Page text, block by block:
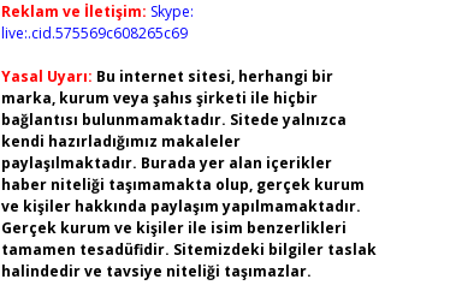
Reklam ve İletişim: Skype:
live:.cid.575569c608265c69
Yasal Uyarı: Bu internet sitesi, herhangi bir
marka, kurum veya şahıs şirketi ile hiçbir
bağlantısı bulunmamaktadır. Sitede yalnızca
kendi hazırladığımız makaleler
paylaşılmaktadır. Burada yer alan içerikler
haber niteliği taşımamakta olup, gerçek kurum
ve kişiler hakkında paylaşım yapılmamaktadır.
Gerçek kurum ve kişiler ile isim benzerlikleri
tamamen tesadüfidir. Sitemizdeki bilgiler taslak
halindedir ve tavsiye niteliği taşımazlar.